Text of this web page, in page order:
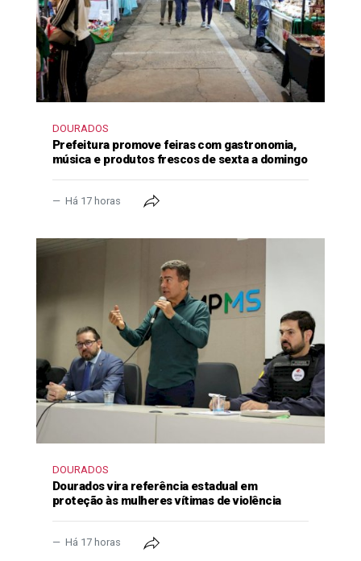
DOURADOS
Prefeitura promove feiras com gastronomia,
música e produtos frescos de sexta a domingo
Há 17 horas
DOURADOS
Dourados vira referência estadual em
proteção às mulheres vítimas de violência
Há 17 horas